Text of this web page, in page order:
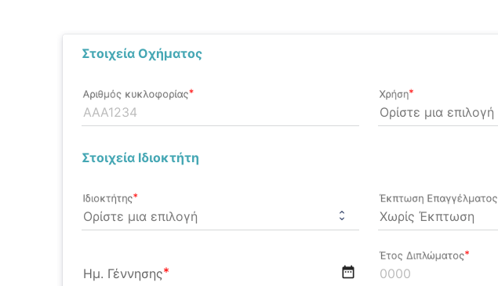
Στοιχεία Οχήματος
Αριθμός κυκλοφορίας Χρήση
Στοιχεία Ιδιοκτήτη
Ιδιοκτήτης Έκπτωση Επαγγέλματος
Ημ. Γέννησης date_range
Έτος Διπλώματος